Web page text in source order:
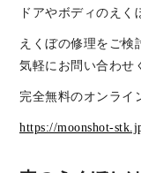
ドアやボディのえく
えくぼの修理をご検
気軽にお問い合わせ
完全無料のオンライ
https://moonshot-